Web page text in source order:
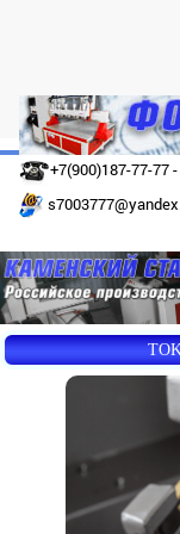
+7(900)187-77-77